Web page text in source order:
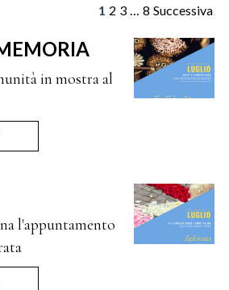
1 2 3 … 8 Successiva
in mostra al
l'appuntamento